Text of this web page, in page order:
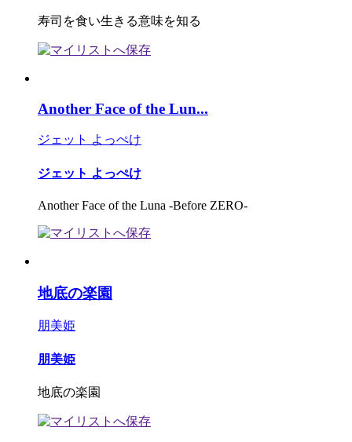
寿司を食い生きる意味を知る
Another Face of the Lun...
ジェット よっぺけ
ジェット よっぺけ
Another Face of the Luna -Before ZERO-
地底の楽園
朋美姫
朋美姫
地底の楽園